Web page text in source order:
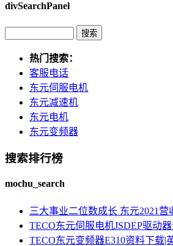
divSearchPanel
热门搜索：
客服电话
东元伺服电机
东元减速机
东元电机
东元变频器
搜索排行榜
mochu_search
三大事业二位数成长 东元2021营
TECO东元伺服电机JSDEP驱动
TECO东元变频器E310资料下载|